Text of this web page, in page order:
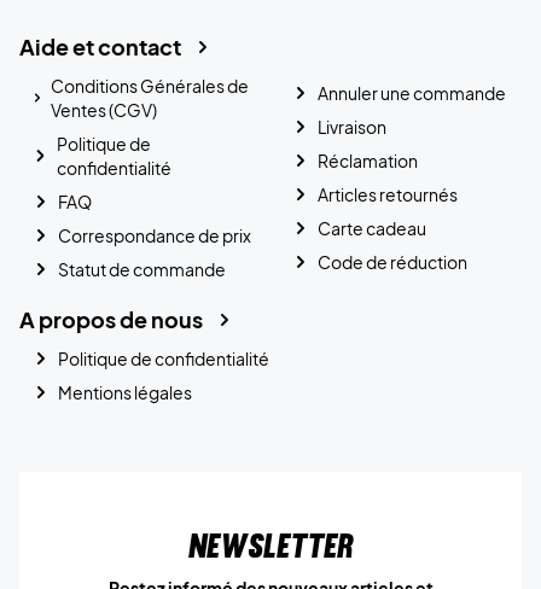
Aide et contact
Conditions Générales de
Ventes (CGV)
Politique de
confidentialité
FAQ
Correspondance de prix
Statut de commande
Annuler une commande
Livraison
Réclamation
Articles retournés
Carte cadeau
Code de réduction
A propos de nous
Politique de confidentialité
Mentions légales
Newsletter